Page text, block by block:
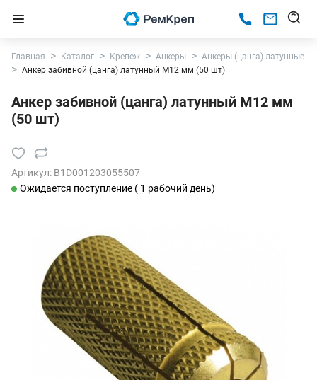
Главная Каталог Крепеж Анкеры
Анкеры (цанга) латунные
Анкер забивной (цанга) латунный М12 мм (50 шт)
Анкер забивной (цанга) латунный М12 мм
(50 шт)
Артикул: B1D001203055507
Ожидается поступление ( 1 рабочий день)